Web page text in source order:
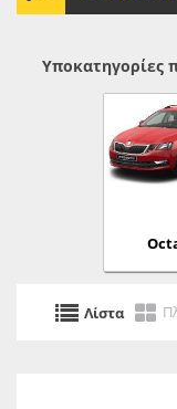
Υποκατηγορίες
Λίστα